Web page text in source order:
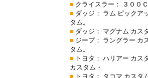
■ クライスラー： ３００
■ ダッジ： ラム ピックア
タム。
■ ダッジ： マグナム カス
■ ジープ： ラングラー カ
タム。
■ トヨタ： ハリアー カ
カスタム・
■ トヨタ： タコマ カスタ